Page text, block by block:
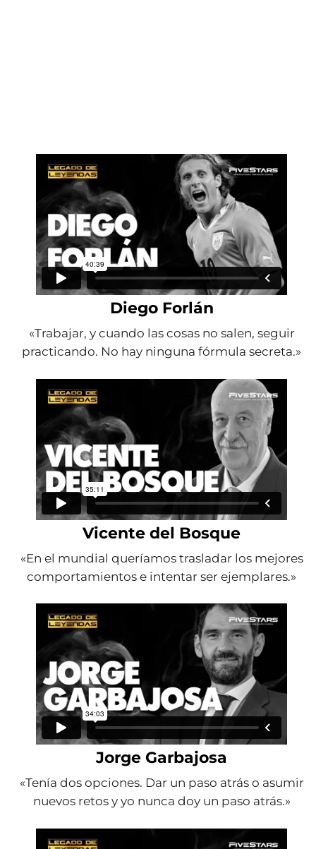
Diego Forlán
«Trabajar, y cuando las cosas no salen, seguir
practicando. No hay ninguna fórmula secreta.»
Vicente del Bosque
«En el mundial queríamos trasladar los mejores
comportamientos e intentar ser ejemplares.»
Jorge Garbajosa
«Tenía dos opciones. Dar un paso atrás o asumir
nuevos retos y yo nunca doy un paso atrás.»